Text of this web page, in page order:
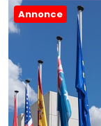
Annonce